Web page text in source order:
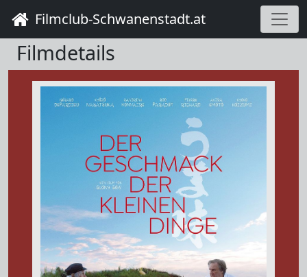
Filmclub-Schwanenstadt.at
Filmdetails